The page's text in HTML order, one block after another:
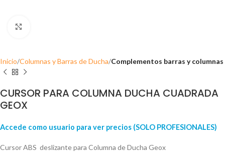
Inicio Columnas y Barras de Ducha Complementos barras y columnas
CURSOR PARA COLUMNA DUCHA CUADRADA
GEOX
Accede como usuario para ver precios (SOLO PROFESIONALES)
Cursor ABS deslizante para Columna de Ducha Geox